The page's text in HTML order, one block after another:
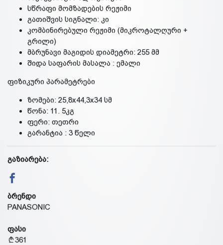
სწრაფი მომზადების რეჟიმი
გათიშვის სიგნალი: კი
კომბინირებული რეჟიმი (მიკროტალღური +
გრილი)
მბრუნავი მაგიდის დიამეტრი: 255 მმ
შიდა საფარის მასალა : ემალი
ფიზიკური პარამეტრები
ზომები: 25,8х44,3х34 სმ
წონა: 11. 5კგ
ფერი: თეთრი
გარანტია : 3 წელი
გაზიარება:
ბრენდი
PANASONIC
ფასი
361